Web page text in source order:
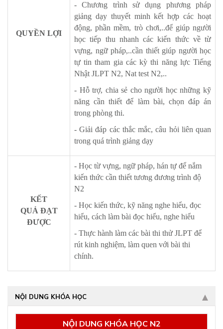
QUYỀN LỢI
- Chương trình sử dụng phương pháp
giảng dạy thuyết minh kết hợp các hoạt
động, phần mềm, trò chơi,..để giúp người
học tiếp thu nhanh các kiến thức về từ
vựng, ngữ pháp,..cần thiết giúp người học
tự tin tham gia các kỳ thi năng lực Tiếng
Nhật JLPT N2, Nat test N2,..
- Hỗ trợ, chia sẻ cho người học những kỹ
năng cần thiết để làm bài, chọn đáp án
trong phòng thi.
- Giải đáp các thắc mắc, câu hỏi liên quan
trong quá trình giảng dạy
KẾT
QUẢ ĐẠT
ĐƯỢC
- Học từ vựng, ngữ pháp, hán tự để nắm
kiến thức cần thiết tương đương trình độ
N2
- Học kiến thức, kỹ năng nghe hiểu, đọc
hiểu, cách làm bài đọc hiểu, nghe hiểu
- Thực hành làm các bài thi thử JLPT để
rút kinh nghiệm, làm quen với bài thi
chính.
NỘI DUNG KHÓA HỌC
NỘI DUNG KHÓA HỌC N2